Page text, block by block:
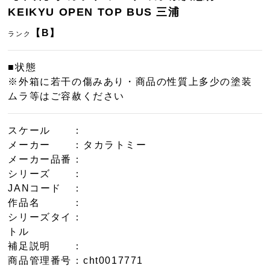
KEIKYU OPEN TOP BUS 三浦
ランク 【B】
■状態
※外箱に若干の傷みあり・商品の性質上多少の塗装
ムラ等はご容赦ください
スケール
：
メーカー
：タカラトミー
メーカー品番
：
シリーズ
：
JANコード
：
作品名
：
シリーズタイ
トル
：
補足説明
：
商品管理番号 ：cht0017771